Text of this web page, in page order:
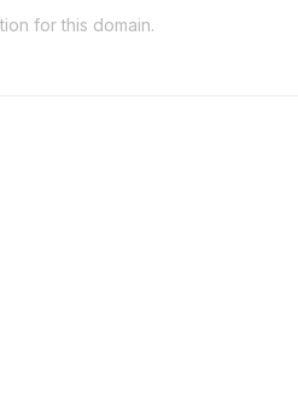
for this domain.